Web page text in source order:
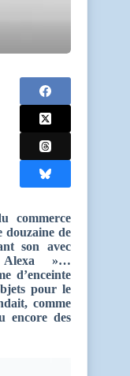
commerce
douzaine de
son avec
Alexa »…
d’enceinte
pour le
comme
encore des